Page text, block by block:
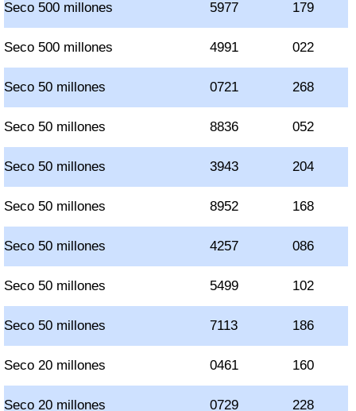
Seco 500 millones 5977 179
Seco 500 millones 4991 022
Seco 50 millones 0721 268
Seco 50 millones 8836 052
Seco 50 millones 3943 204
Seco 50 millones 8952 168
Seco 50 millones 4257 086
Seco 50 millones 5499 102
Seco 50 millones 7113 186
Seco 20 millones 0461 160
Seco 20 millones 0729 228